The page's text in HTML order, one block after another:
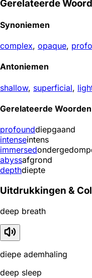
Gerelateerde
Synoniemen
complex, opaque,
Antoniemen
shallow, superficial,
Gerelateerde Woorden
profounddiepgaand
intenseintens
immersed
abyssafgrond
depthdiepte
Uitdrukkingen &
deep breath
diepe ademhaling
deep sleep